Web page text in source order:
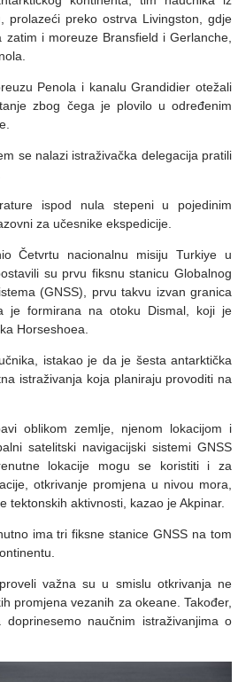
prolazeći preko ostrva Livingston, gdje
i moreuze Bransfield i Gerlanche,
Penola i kanalu Grandidier otežali
zbog čega je plovilo u određenim
se nalazi istraživačka delegacija pratili
ispod nula stepeni u pojedinim
za učesnike ekspedicije.
Četvrtu nacionalnu misiju Turkiye u
su prvu fiksnu stanicu Globalnog
(GNSS), prvu takvu izvan granica
je formirana na otoku Dismal, koji je
Horseshoea.
istakao je da je šesta antarktička
istraživanja koja planiraju provoditi na
oblikom zemlje, njenom lokacijom i
satelitski navigacijski sistemi GNSS
lokacije mogu se koristiti i za
otkrivanje promjena u nivou mora,
tektonskih aktivnosti, kazao je Akpinar.
ima tri fiksne stanice GNSS na tom
važna su u smislu otkrivanja ne
promjena vezanih za okeane. Također,
naučnim istraživanjima o